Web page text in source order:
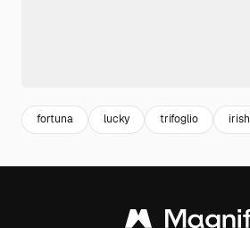
fortuna lucky trifoglio irish